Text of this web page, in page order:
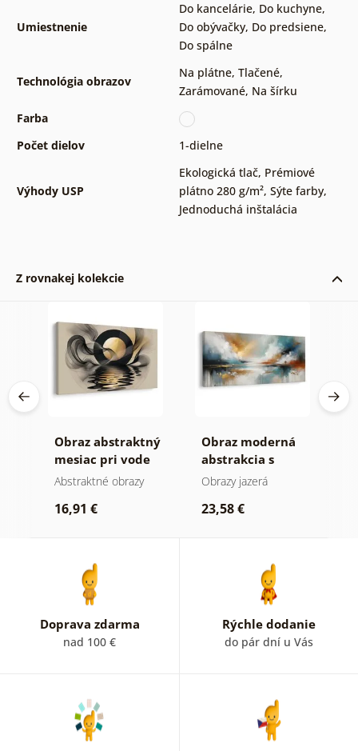
Umiestnenie
Do kancelárie, Do kuchyne,
Do obývačky, Do predsiene,
Do spálne
Technológia obrazov
Na plátne, Tlačené,
Zarámované, Na šírku
Farba
Počet dielov
1-dielne
Výhody USP
Ekologická tlač, Prémiové
plátno 280 g/m², Sýte farby,
Jednoduchá inštalácia
Z rovnakej kolekcie
Obraz abstraktný
mesiac pri vode
Abstraktné obrazy
16,91 €
Obraz moderná
abstrakcia s
prírodou
Obrazy jazerá
23,58 €
Doprava zdarma
nad 100 €
Rýchle dodanie
do pár dní u Vás